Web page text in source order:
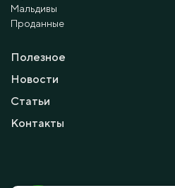
Мальдивы
Проданные
Полезное
Новости
Статьи
Контакты